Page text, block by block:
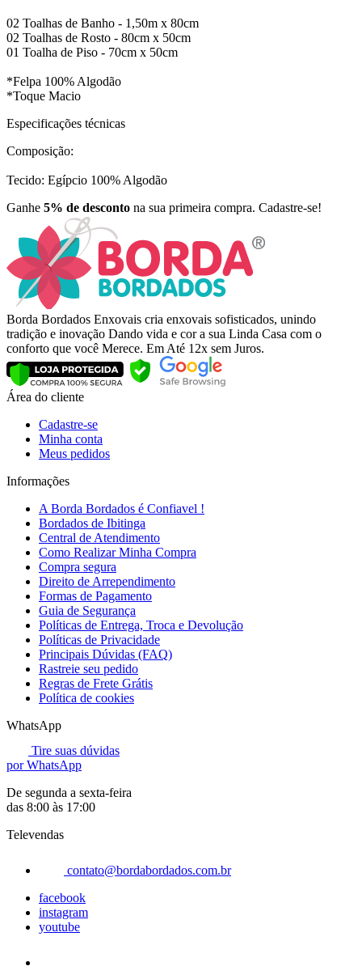
02 Toalhas de Banho - 1,50m x 80cm
02 Toalhas de Rosto - 80cm x 50cm
01 Toalha de Piso - 70cm x 50cm
*Felpa 100% Algodão
*Toque Macio
Especificações técnicas
Composição:
Tecido: Egípcio 100% Algodão
Ganhe 5% de desconto na sua primeira compra. Cadastre-se!
Borda Bordados Enxovais cria enxovais sofisticados, unindo
tradição e inovação Dando vida e cor a sua Linda Casa com o
conforto que você Merece. Em Até 12x sem Juros.
Área do cliente
Cadastre-se
Minha conta
Meus pedidos
Informações
A Borda Bordados é Confiavel !
Bordados de Ibitinga
Central de Atendimento
Como Realizar Minha Compra
Compra segura
Direito de Arrependimento
Formas de Pagamento
Guia de Segurança
Políticas de Entrega, Troca e Devolução
Políticas de Privacidade
Principais Dúvidas (FAQ)
Rastreie seu pedido
Regras de Frete Grátis
Política de cookies
WhatsApp
Tire suas dúvidas
por WhatsApp
De segunda a sexta-feira
das 8:00 às 17:00
Televendas
contato@bordabordados.com.br
facebook
instagram
youtube